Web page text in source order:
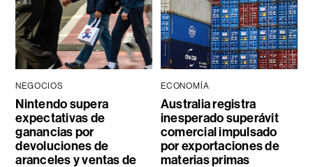
NEGOCIOS
Nintendo supera
expectativas de
ganancias por
devoluciones de
aranceles y ventas de
ECONOMÍA
Australia registra
inesperado superávit
comercial impulsado
por exportaciones de
materias primas